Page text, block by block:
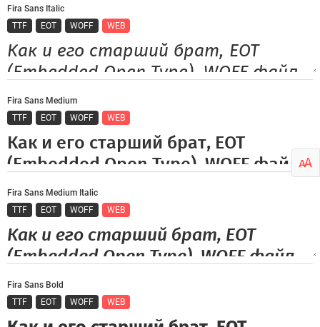
Fira Sans Italic
TTF
EOT WOFF WEB
Fira Sans Medium
TTF
EOT WOFF WEB
Fira Sans Medium Italic
TTF
EOT WOFF WEB
Fira Sans Bold
TTF
EOT WOFF WEB